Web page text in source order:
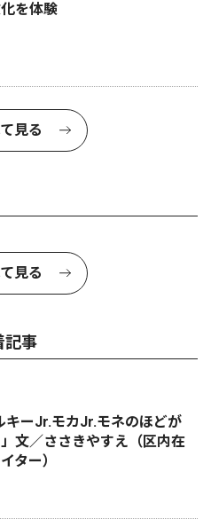
を体験
見る
見る
記事
ーJr.モカJr.モネのほどが
文／ささきやすえ（区内在
ター）